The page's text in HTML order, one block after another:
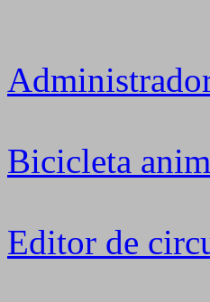
Bicicleta
Editor de